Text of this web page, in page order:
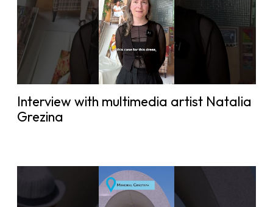
Interview with multimedia artist Natalia
Grezina